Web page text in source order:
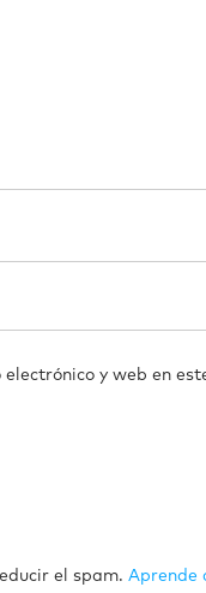
y web en
el spam. Aprende